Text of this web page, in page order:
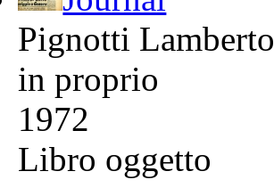
Pignotti Lamberto
in proprio
1972
Libro oggetto